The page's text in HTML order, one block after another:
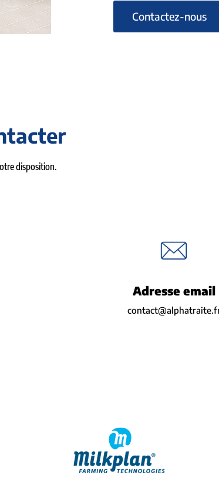
Contactez-nous
disposition.
Adresse email